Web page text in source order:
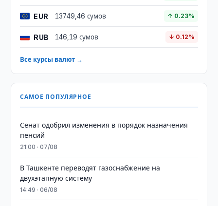
EUR 13749,46 сумов ↑ 0.23%
RUB 146,19 сумов ↓ 0.12%
Все курсы валют →
САМОЕ ПОПУЛЯРНОЕ
Сенат одобрил изменения в порядок назначения
пенсий
21:00 · 07/08
В Ташкенте переводят газоснабжение на
двухэтапную систему
14:49 · 06/08